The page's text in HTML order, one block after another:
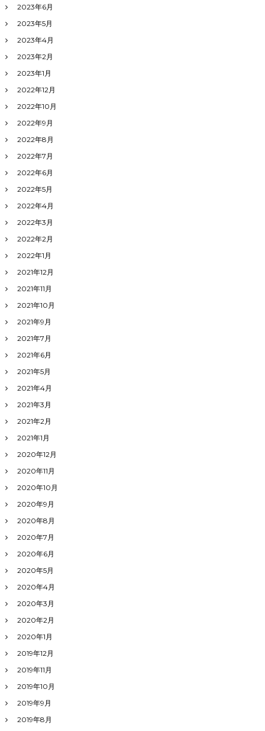
2023年6月
2023年5月
2023年4月
2023年2月
2023年1月
2022年12月
2022年10月
2022年9月
2022年8月
2022年7月
2022年6月
2022年5月
2022年4月
2022年3月
2022年2月
2022年1月
2021年12月
2021年11月
2021年10月
2021年9月
2021年7月
2021年6月
2021年5月
2021年4月
2021年3月
2021年2月
2021年1月
2020年12月
2020年11月
2020年10月
2020年9月
2020年8月
2020年7月
2020年6月
2020年5月
2020年4月
2020年3月
2020年2月
2020年1月
2019年12月
2019年11月
2019年10月
2019年9月
2019年8月